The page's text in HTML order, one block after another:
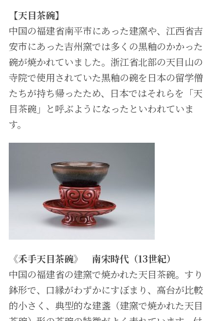
【天目茶碗】
中国の福建省南平市にあった建窯や、江西省吉
安市にあった吉州窯では多くの黒釉のかかった
碗が焼かれていました。浙江省北部の天目山の
寺院で使用されていた黒釉の碗を日本の留学僧
たちが持ち帰ったため、日本ではそれらを「天
目茶碗」と呼ぶようになったといわれていま
す。
《禾手天目茶碗》 南宋時代（13世紀）
中国の福建省の建窯で焼かれた天目茶碗。すり
鉢形で、口縁がわずかにすぼまり、高台が比較
的小さく、典型的な建盞（建窯で焼かれた天目